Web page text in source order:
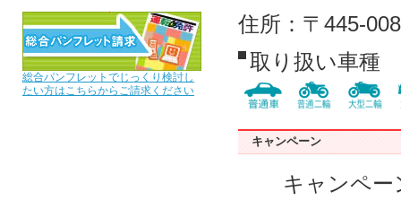
総合パンフレットでじっくり検討し
たい方はこちらからご請求ください
住所：〒445-
取り扱い車種
キャンペーン
キャンペ